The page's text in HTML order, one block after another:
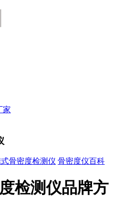
家
骨密度检测仪 骨密度仪百科
检测仪品牌方